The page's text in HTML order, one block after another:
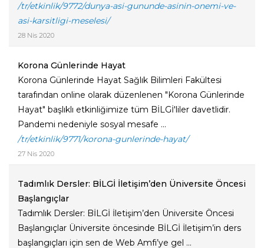
/tr/etkinlik/9772/dunya-asi-gununde-asinin-onemi-ve-
asi-karsitligi-meselesi/
28 Nis 2020
Korona Günlerinde Hayat
Korona Günlerinde Hayat Sağlık Bilimleri Fakültesi
tarafından online olarak düzenlenen "Korona Günlerinde
Hayat" başlıklı etkinliğimize tüm BİLGİ'liler davetlidir.
Pandemi nedeniyle sosyal mesafe ...
/tr/etkinlik/9771/korona-gunlerinde-hayat/
27 Nis 2020
Tadımlık Dersler: BİLGİ İletişim’den Üniversite Öncesi
Başlangıçlar
Tadımlık Dersler: BİLGİ İletişim’den Üniversite Öncesi
Başlangıçlar Üniversite öncesinde BİLGİ İletişim’in ders
başlangıçları için sen de Web Amfi’ye gel ...